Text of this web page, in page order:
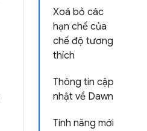
Xoá bỏ các
hạn chế của
chế độ tương
thích
Thông tin cập
nhật về Dawn
Tính năng mới